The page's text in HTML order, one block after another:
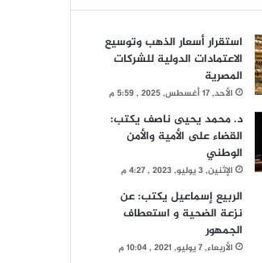
استقرار أسعار الذهب وتوسيع
الاعتمادات الدولية للشركات
المصرية
الأحد, 17 أغسطس, 2025 , 5:59 م
د. محمد يحيى ناصف يكتب:
القضاء على الأمية والأمن
الوطني
الإثنين, 3 يوليو, 2023 , 4:27 م
الربيع إسماعيل يكتب: عن
نزعة الضحية و استعطاف
الجمهور
الأربعاء, 7 يوليو, 2021 , 10:04 م